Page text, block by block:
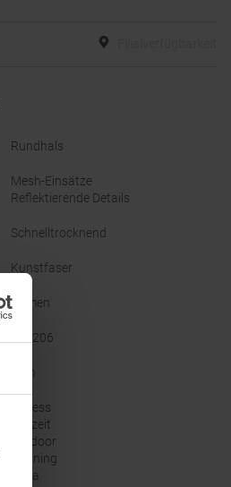
Rundhals
Mesh-Einsätze
Reflektierende Details
Schnelltrocknend
Kunstfaser
Damen
623206
Nein
Fitness
Freizeit
Outdoor
Running
Yoga